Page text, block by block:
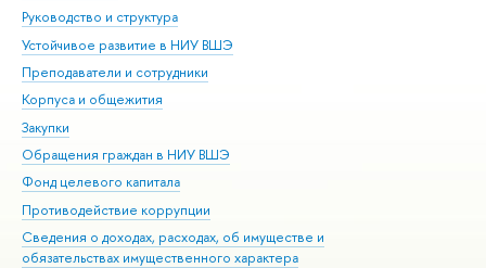
Руководство и структура
Устойчивое развитие в НИУ ВШЭ
Преподаватели и сотрудники
Корпуса и общежития
Закупки
Обращения граждан в НИУ ВШЭ
Фонд целевого капитала
Противодействие коррупции
Сведения о доходах, расходах, об имуществе и
обязательствах имущественного характера